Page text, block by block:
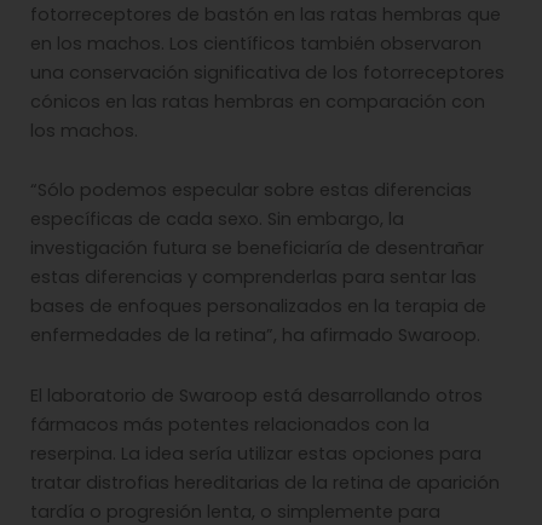
fotorreceptores de bastón en las ratas hembras que
en los machos. Los científicos también observaron
una conservación significativa de los fotorreceptores
cónicos en las ratas hembras en comparación con
los machos.
“Sólo podemos especular sobre estas diferencias
específicas de cada sexo. Sin embargo, la
investigación futura se beneficiaría de desentrañar
estas diferencias y comprenderlas para sentar las
bases de enfoques personalizados en la terapia de
enfermedades de la retina”, ha afirmado Swaroop.
El laboratorio de Swaroop está desarrollando otros
fármacos más potentes relacionados con la
reserpina. La idea sería utilizar estas opciones para
tratar distrofias hereditarias de la retina de aparición
tardía o progresión lenta, o simplemente para